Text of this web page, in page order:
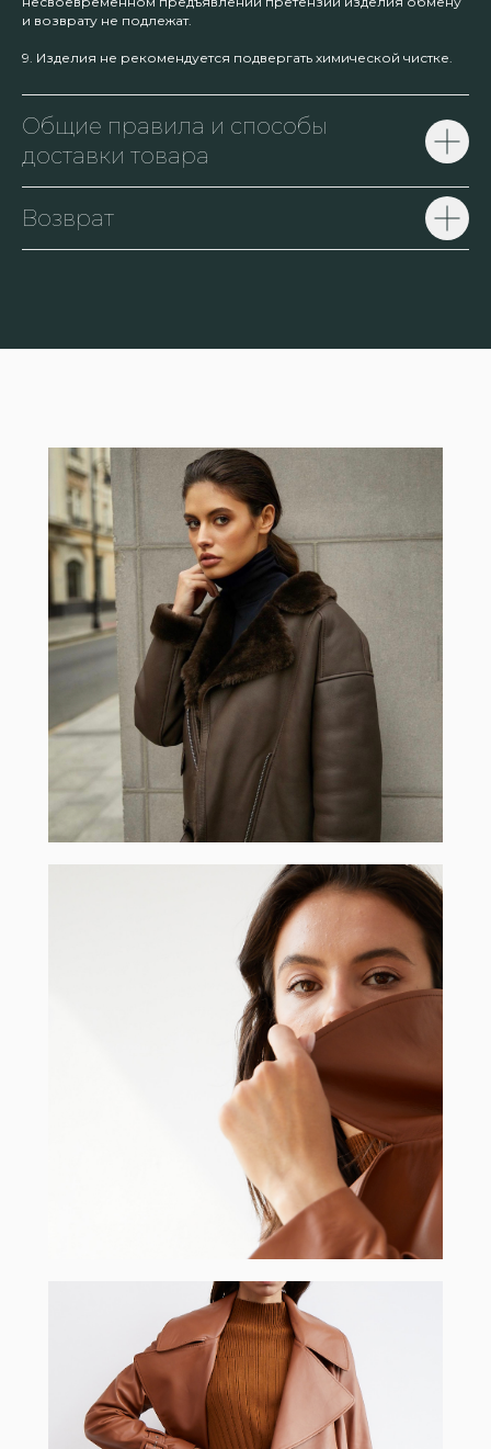
и возврату не подлежат.
9. Изделия не рекомендуется подвергать химической чистке.
Общие правила и способы
доставки товара
Возврат